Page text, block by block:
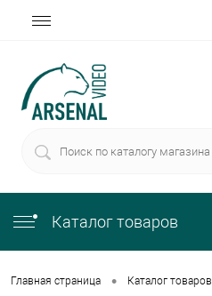
Каталог товаров
Главная страница • Каталог товаров